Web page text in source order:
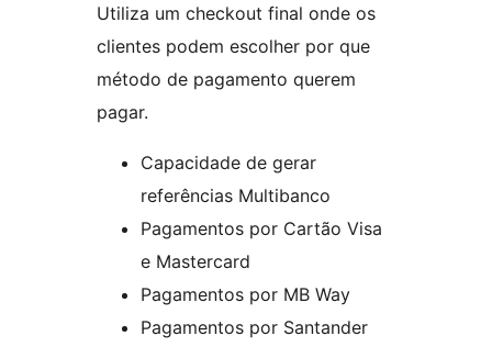
Utiliza um checkout final onde os
clientes podem escolher por que
método de pagamento querem
pagar.
Capacidade de gerar
referências Multibanco
Pagamentos por Cartão Visa
e Mastercard
Pagamentos por MB Way
Pagamentos por Santander